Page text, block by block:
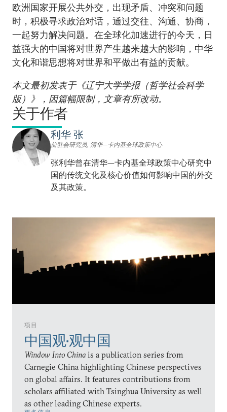
项目
中国观•观中国
Window Into Chinais a publication series from
Carnegie China highlighting Chinese perspectives
on global affairs. It features contributions from
scholars affiliated with Tsinghua University as well
as other leading Chinese experts.
欧洲国家开展公共外交，出现矛盾、冲突和问题
时，积极寻求政治对话，通过交往、沟通、协商，
一起努力解决问题。在全球化加速进行的今天，日
益强大的中国将对世界产生越来越大的影响，中华
文化和谐思想将对世界和平做出有益的贡献。
本文最初发表于《辽宁大学学报（哲学社会科学
版）》，因篇幅限制，文章有所改动。
关于作者
利华 张
前驻会研究员, 清华—卡内基全球政策中心
张利华曾在清华—卡内基全球政策中心研究中
国的传统文化及核心价值如何影响中国的外交
及其政策。